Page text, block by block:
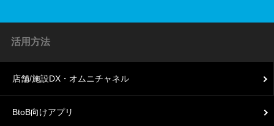
活用方法
店舗/施設DX・オムニチャネル
BtoB向けアプリ